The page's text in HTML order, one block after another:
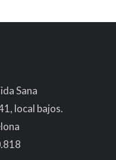
Sana
local bajos.